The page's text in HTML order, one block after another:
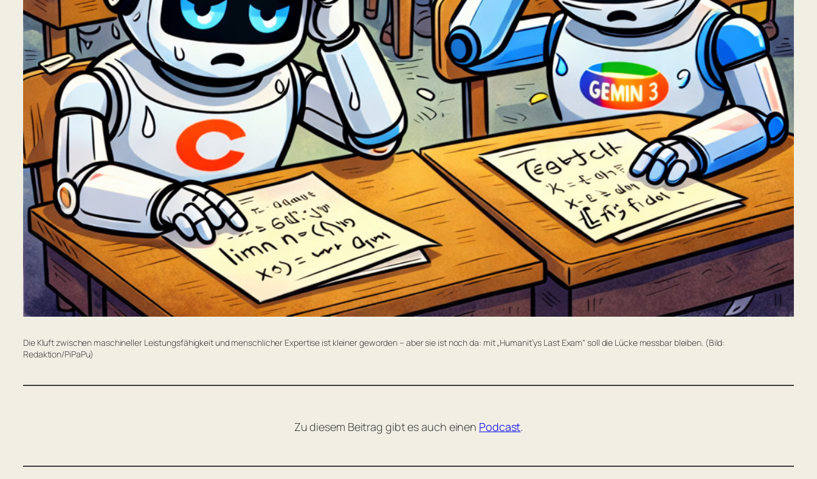
Die Kluft zwischen maschineller Leistungsfähigkeit und menschlicher Expertise ist kleiner geworden – aber sie ist noch da: mit „Humanit’ys Last Exam“ soll die Lücke messbar bleiben. (Bild:
Redaktion/PiPaPu)
Zu diesem Beitrag gibt es auch einen Podcast.